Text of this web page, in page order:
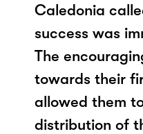
Caledonia
success was
The
towards their
allowed them
distribution of